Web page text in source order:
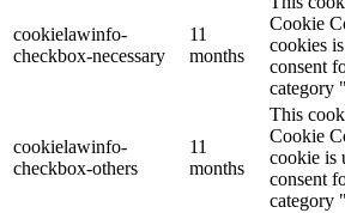
cookielawinfo-
checkbox-necessary
11
months
Cookie
cookies
consent
category
cookielawinfo-
checkbox-others
11
months
This
Cookie
cookie is
consent
category